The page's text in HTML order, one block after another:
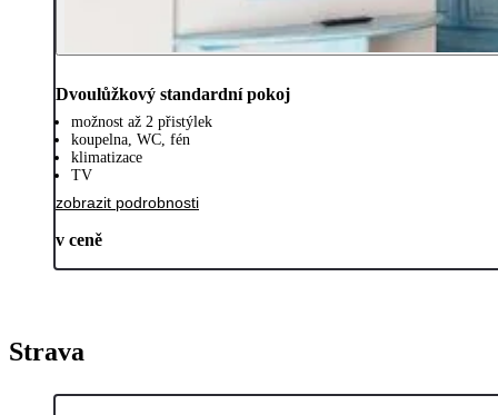
Dvoulůžkový standardní pokoj
možnost až 2 přistýlek
koupelna, WC, fén
klimatizace
TV
zobrazit podrobnosti
v ceně
Strava